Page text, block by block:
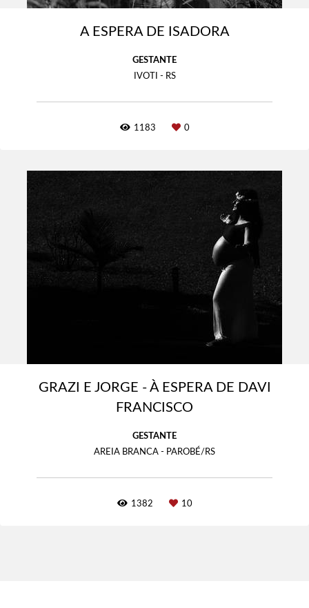
A ESPERA DE ISADORA
GESTANTE
IVOTI - RS
1183 0
GRAZI E JORGE - À ESPERA DE DAVI
FRANCISCO
GESTANTE
AREIA BRANCA - PAROBÉ/RS
1382 10